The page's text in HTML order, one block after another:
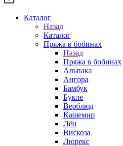
Каталог
Назад
Каталог
Пряжа в бобинах
Назад
Пряжа в бобинах
Альпака
Ангора
Бамбук
Букле
Верблюд
Кашемир
Лён
Вискоза
Люрекс